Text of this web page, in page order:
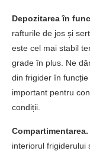
Depozitarea în
rafturile de jos și
este cel mai stabil
grade în plus. Ne
din frigider în
important pentru
condiții.
Compartimentarea.
interiorul frigiderului